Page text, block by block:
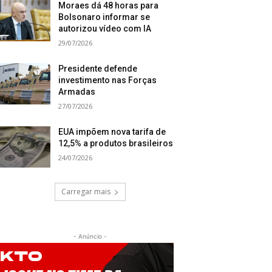
Moraes dá 48 horas para
Bolsonaro informar se
autorizou vídeo com IA
29/07/2026
Presidente defende
investimento nas Forças
Armadas
27/07/2026
EUA impõem nova tarifa de
12,5% a produtos brasileiros
24/07/2026
Carregar mais
- Anúncio -